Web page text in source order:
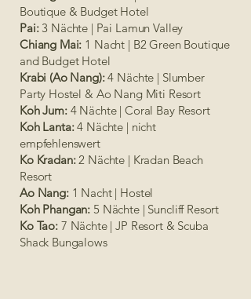
Boutique & Budget Hotel
Pai:3 Nächte | Pai Lamun Valley
Chiang Mai: 1 Nacht | B2 Green Boutique
and Budget Hotel
Krabi (Ao Nang):4 Nächte | Slumber
Party Hostel & Ao Nang Miti Resort
Koh Jum:4 Nächte | Coral Bay Resort
Koh Lanta:4 Nächte | nicht
empfehlenswert
Ko Kradan:2 Nächte | Kradan Beach
Resort
Ao Nang:1 Nacht | Hostel
Koh Phangan: 5 Nächte | Suncliff Resort
Ko Tao:7 Nächte | JP Resort & Scuba
Shack Bungalows